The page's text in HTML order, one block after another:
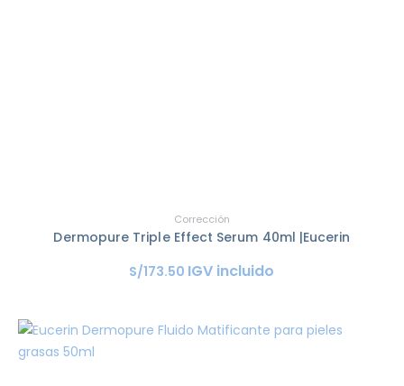
Corrección
Dermopure Triple Effect Serum 40ml |Eucerin
S/173.50 IGV incluido